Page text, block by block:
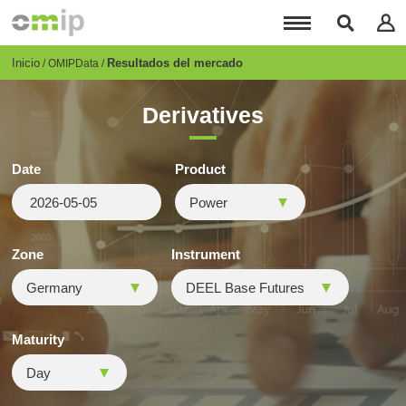
principal
Breadcrumb
Inicio OMIPData Resultados del mercado
Derivatives
Date Product
Zone Instrument
Maturity